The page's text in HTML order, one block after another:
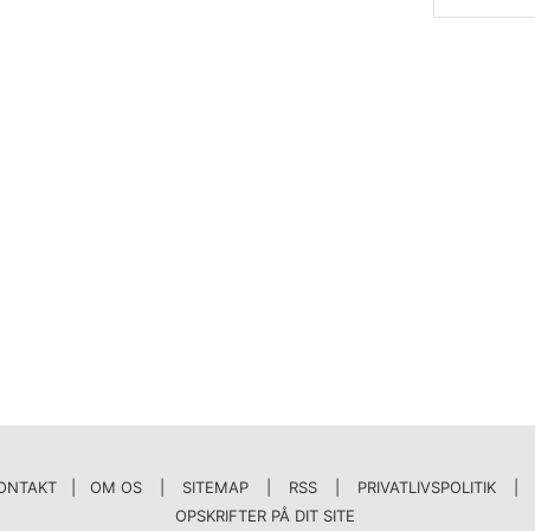
| OM OS SITEMAP RSS PRIVATLIVSPOLITIK
OPSKRIFTER PÅ DIT SITE